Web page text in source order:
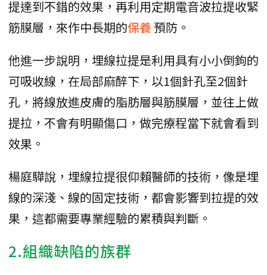
提達到不錯的效果，再利用定期電音波拉提收緊
筋膜層，來作中長期的保養預防。
他進一步說明，埋線拉提是利用具有小小倒鉤的
可吸收線，在局部麻醉下，以1個針孔至2個針
孔，將線放進皮膚的脂肪層與筋膜層，並往上做
提拉，不會有明顯傷口，做完療程當下就會看到
效果。
楊庭驊說，埋線拉提很仰賴醫師的技術，像是埋
線的深淺、線的固定技術，都會影響到拉提的效
果，這都需要專業經驗的累積與判斷。
2.組織缺陷的族群